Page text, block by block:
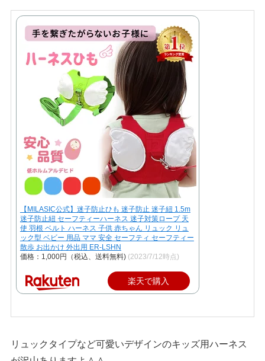
【MILASIC公式】迷子防止ひも 迷子防止 迷子紐 1.5m
迷子防止紐 セーフティーハーネス 迷子対策ロープ 天
使 羽根 ベルト ハーネス 子供 赤ちゃん リュック リュ
ック型 ベビー 用品 ママ 安全 セーフティ セーフティー
散歩 お出かけ 外出用 ER-LSHN
価格：1,000円（税込、送料無料) (2023/7/12時点)
楽天で購入
リュックタイプなど可愛いデザインのキッズ用ハーネス